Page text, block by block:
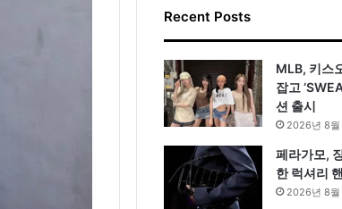
Recent Posts
MLB, 키스
잡고
션 출시
2026년 8월
페라가모,
한 럭셔리
2026년 8월